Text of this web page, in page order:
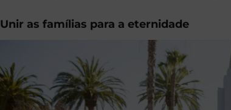
Unir as famílias para a eternidade